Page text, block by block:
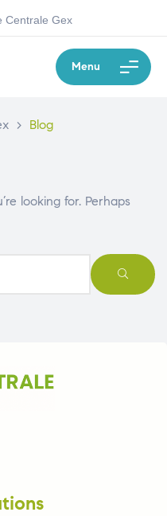
Centrale Gex
Menu
> Blog
looking for. Perhaps